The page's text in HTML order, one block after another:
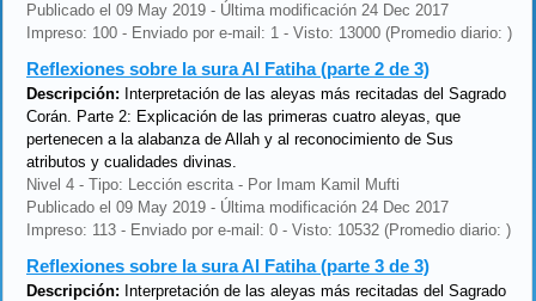
Publicado el 09 May 2019 - Última modificación 24 Dec 2017
Impreso: 100 - Enviado por e-mail: 1 - Visto: 13000 (Promedio diario: )
Reflexiones sobre la sura Al Fatiha (parte 2 de 3)
Descripción: Interpretación de las aleyas más recitadas del Sagrado
Corán. Parte 2: Explicación de las primeras cuatro aleyas, que
pertenecen a la alabanza de Allah y al reconocimiento de Sus
atributos y cualidades divinas.
Nivel 4 - Tipo: Lección escrita - Por Imam Kamil Mufti
Publicado el 09 May 2019 - Última modificación 24 Dec 2017
Impreso: 113 - Enviado por e-mail: 0 - Visto: 10532 (Promedio diario: )
Reflexiones sobre la sura Al Fatiha (parte 3 de 3)
Descripción: Interpretación de las aleyas más recitadas del Sagrado